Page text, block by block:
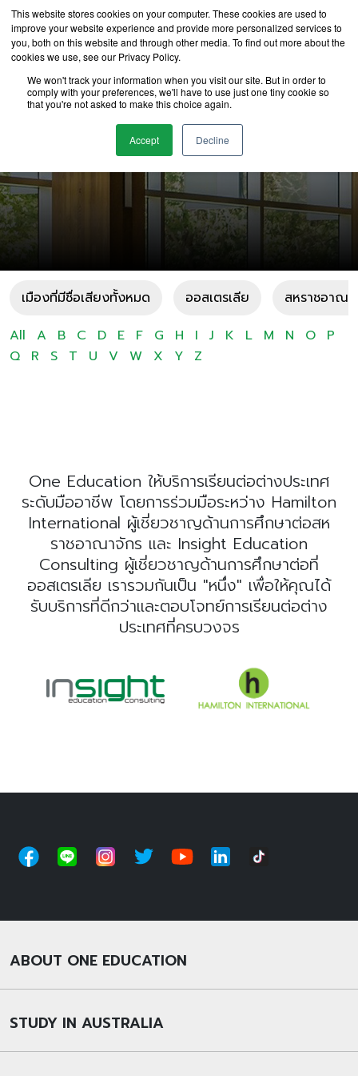
This website stores cookies on your computer. These cookies are used to
improve your website experience and provide more personalized services to
you, both on this website and through other media. To find out more about the
cookies we use, see our Privacy Policy.
We won't track your information when you visit our site. But in order to
comply with your preferences, we'll have to use just one tiny cookie so
that you're not asked to make this choice again.
Accept Decline
เมืองที่มีชื่อเสียง V
เมืองที่มีชื่อเสียงทั้งหมด ออสเตรเลีย
สหราชอาณา
All
A B C D E F G H I J K L M N O
P
Q
R S T U V W X Y Z
One Education ให้บริการเรียนต่อต่างประเทศ
ระดับมืออาชีพ โดยการร่วมมือระหว่าง Hamilton
International ผู้เชี่ยวชาญด้านการศึกษาต่อสห
ราชอาณาจักร และ Insight Education
Consulting ผู้เชี่ยวชาญด้านการศึกษาต่อที่
ออสเตรเลีย เรารวมกันเป็น "หนึ่ง" เพื่อให้คุณได้
รับบริการที่ดีกว่าและตอบโจทย์การเรียนต่อต่าง
ประเทศที่ครบวงจร
ABOUT ONE EDUCATION
STUDY IN AUSTRALIA